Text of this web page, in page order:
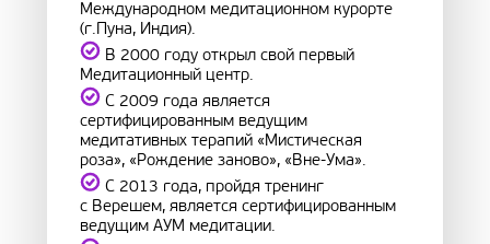
Международном медитационном курорте
(г.Пуна, Индия).
В 2000 году открыл свой первый
Медитационный центр.
С 2009 года является
сертифицированным ведущим
медитативных терапий «Мистическая
роза», «Рождение заново», «Вне-Ума».
С 2013 года, пройдя тренинг
с Верешем, является сертифицированным
ведущим АУМ медитации.